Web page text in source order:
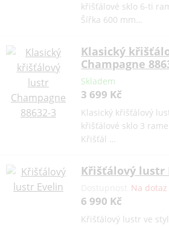
křišťálové sklo 6-ti
Šířka 600 mm…
Klasický
Champagne
Skladem
3 699 Kč
Klasický křišťálový
křišťálové sklo 3
Křišťál …
Křišťálový lustr
Na dotaz
6 990 Kč
Křišťálový lustr ve